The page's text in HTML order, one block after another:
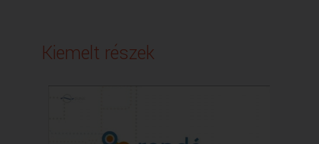
Kiemelt részek